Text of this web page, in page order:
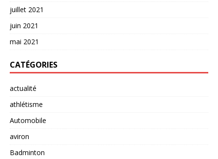
juillet 2021
juin 2021
mai 2021
CATÉGORIES
actualité
athlétisme
Automobile
aviron
Badminton